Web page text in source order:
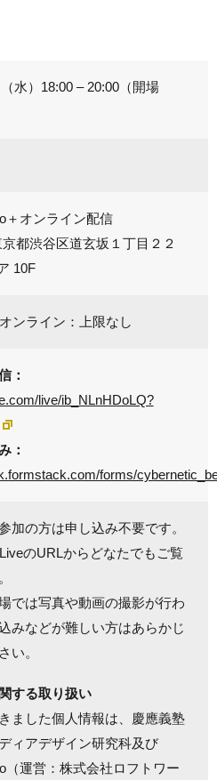
水）18:00 – 20:00（開場
＋オンライン配信
都渋谷区道玄坂１丁目２２
10F
ンライン：上限なし
：
live/ib_NLnHDoLQ?
：
forms/
加の方は申し込み不要です。
LiveのURLからどなたでもご覧
では写真や動画の撮影が行わ
みなどが難しい方はあらかじ
い。
する取り扱い
ました個人情報は、慶應義塾
ィアデザイン研究科及び
（運営：株式会社ロフトワー